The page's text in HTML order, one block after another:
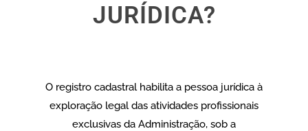
JURÍDICA?
O registro cadastral habilita a pessoa jurídica à
exploração legal das atividades profissionais
exclusivas da Administração, sob a